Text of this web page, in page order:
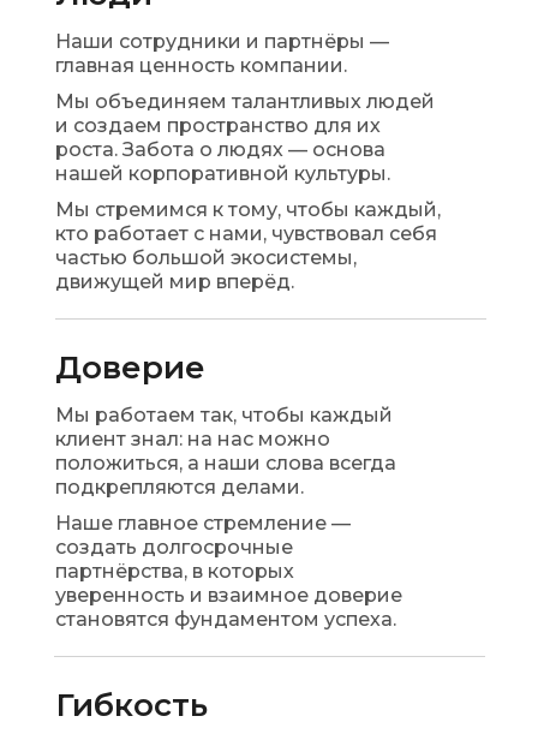
Доверие
Гибкость
Мы работаем так, чтобы каждый
клиент знал: на нас можно
положиться, а наши слова всегда
подкрепляются делами.
Мы стремимся к тому, чтобы каждый,
кто работает с нами, чувствовал себя
частью большой экосистемы,
движущей мир вперёд.
Мы объединяем талантливых людей
и создаем пространство для их
роста. Забота о людях — основа
нашей корпоративной культуры.
Наши сотрудники и партнёры —
главная ценность компании.
Наше главное стремление —
создать долгосрочные
партнёрства, в которых
уверенность и взаимное доверие
становятся фундаментом успеха.